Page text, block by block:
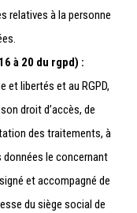
relatives à la personne
à 20 du rgpd) :
libertés et au RGPD,
droit d’accès, de
des traitements, à
le concernant
et accompagné de
du siège social de